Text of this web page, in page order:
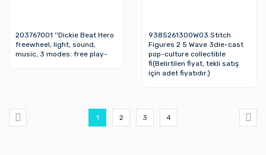
203767001 ''Dickie Beat Hero
freewheel, light, sound,
music, 3 modes: free play-
9385261300W03 Stitch
Figures 2 5 Wave 3die-cast
pop-culture collectible
fi(Belirtilen fiyat, tekli satış
için adet fiyatıdır.)
1 2 3 4